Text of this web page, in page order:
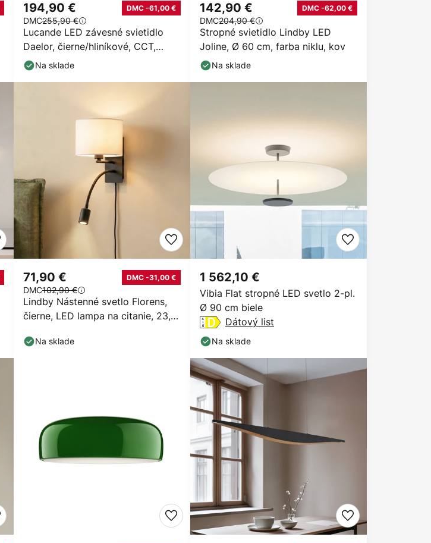
Lucande LED závesné svietidlo
Daelor, čierne/hliníkové, CCT,
stmievateľné
194,90 € DMC -61,00 €
DMC255,90 €
Na sklade
Stropné svietidlo Lindby LED
Joline, Ø 60 cm, farba niklu, kov
142,90 € DMC -62,00 €
DMC204,90 €
Na sklade
Lindby Nástenné svetlo Florens,
čierne, LED lampa na citanie, 23,5
71,90 € DMC -31,00 €
DMC102,90 €
Na sklade
Vibia Flat stropné LED svetlo 2-pl.
Ø 90 cm biele
1 562,10 €
Dátový list
Na sklade